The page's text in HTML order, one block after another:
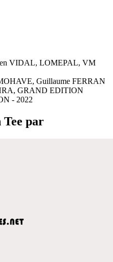
VIDAL, LOMEPAL, VM
Guillaume FERRAN
GRAND EDITION
- 2022
Tee par